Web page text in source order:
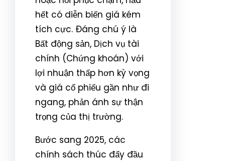
hết có diễn biến giá kém
tích cực. Đáng chú ý là
Bất động sản, Dịch vụ tài
chính (Chứng khoán) với
lợi nhuận thấp hơn kỳ vọng
và giá cổ phiếu gần như đi
ngang, phản ánh sự thận
trọng của thị trường.
Bước sang 2025, các
chính sách thúc đẩy đầu